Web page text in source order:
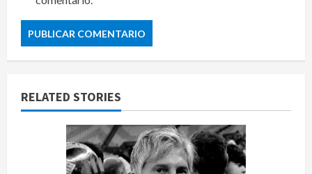
RELATED STORIES